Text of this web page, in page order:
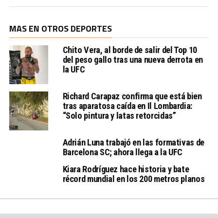
MAS EN OTROS DEPORTES
Chito Vera, al borde de salir del Top 10
del peso gallo tras una nueva derrota en
la UFC
Richard Carapaz confirma que está bien
tras aparatosa caída en Il Lombardia:
“Solo pintura y latas retorcidas”
Adrián Luna trabajó en las formativas de
Barcelona SC; ahora llega a la UFC
Kiara Rodríguez hace historia y bate
récord mundial en los 200 metros planos